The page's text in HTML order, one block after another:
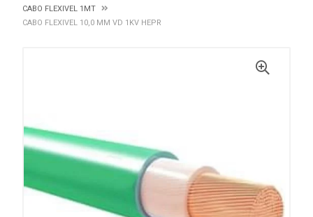
CABO FLEXIVEL 1MT
CABO FLEXIVEL 10,0 MM VD 1KV HEPR